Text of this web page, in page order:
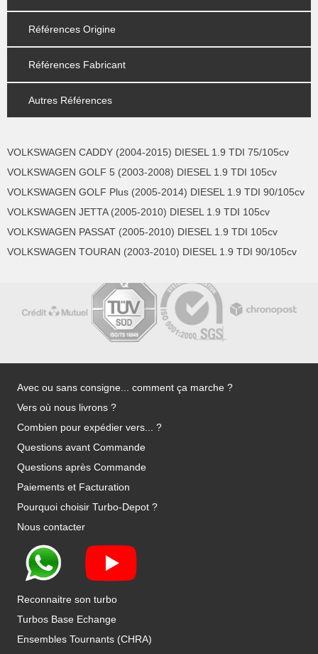
Références Origine
Références Fabricant
Autres Références
VOLKSWAGEN CADDY (2004-2015) DIESEL 1.9 TDI 75/105cv
VOLKSWAGEN GOLF 5 (2003-2008) DIESEL 1.9 TDI 105cv
VOLKSWAGEN GOLF Plus (2005-2014) DIESEL 1.9 TDI 90/105cv
VOLKSWAGEN JETTA (2005-2010) DIESEL 1.9 TDI 105cv
VOLKSWAGEN PASSAT (2005-2010) DIESEL 1.9 TDI 105cv
VOLKSWAGEN TOURAN (2003-2010) DIESEL 1.9 TDI 90/105cv
Avec ou sans consigne... comment ça marche ?
Vers où nous livrons ?
Combien pour expédier vers... ?
Questions avant Commande
Questions après Commande
Paiements et Facturation
Pourquoi choisir Turbo-Depot ?
Nous contacter
Reconnaitre son turbo
Turbos Base Echange
Ensembles Tournants (CHRA)